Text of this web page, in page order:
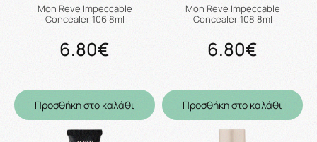
Mon Reve Impeccable
Concealer 106 8ml
6.80€
Προσθήκη στο καλάθι
Mon Reve Impeccable
Concealer 108 8ml
6.80€
Προσθήκη στο καλάθι